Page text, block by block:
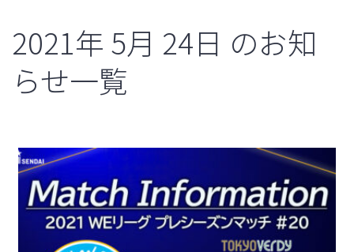
2021年 5月 24日 のお知
らせ一覧